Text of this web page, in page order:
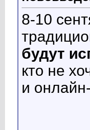
8-10
будут
кто не
и